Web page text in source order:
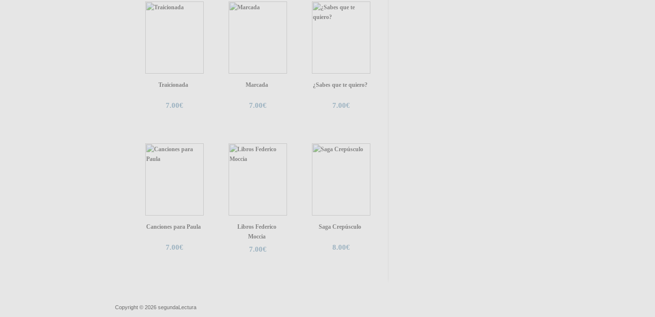
Traicionada
7.00€
Marcada
7.00€
¿Sabes que te quiero?
7.00€
Canciones para Paula
7.00€
Libros Federico
Moccia
7.00€
Saga Crepúsculo
8.00€
Copyright © 2026 segundaLectura